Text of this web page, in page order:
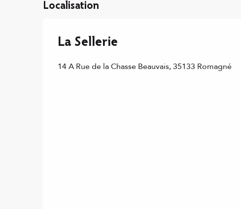
Localisation
La Sellerie
14 A Rue de la Chasse Beauvais, 35133 Romagné